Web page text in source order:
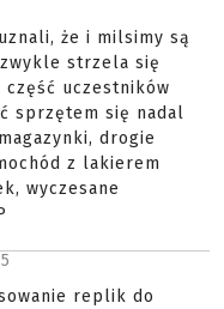
że i milsimy są
strzela się
uczestników
sprzętem się nadal
drogie
z lakierem
wyczesane
replik do